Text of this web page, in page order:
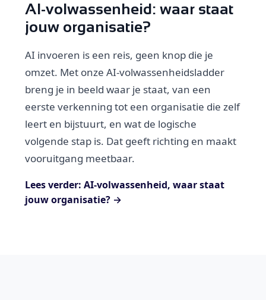
AI-volwassenheid: waar staat
jouw organisatie?
AI invoeren is een reis, geen knop die je
omzet. Met onze AI-volwassenheidsladder
breng je in beeld waar je staat, van een
eerste verkenning tot een organisatie die zelf
leert en bijstuurt, en wat de logische
volgende stap is. Dat geeft richting en maakt
vooruitgang meetbaar.
Lees verder: AI-volwassenheid, waar staat
jouw organisatie? →